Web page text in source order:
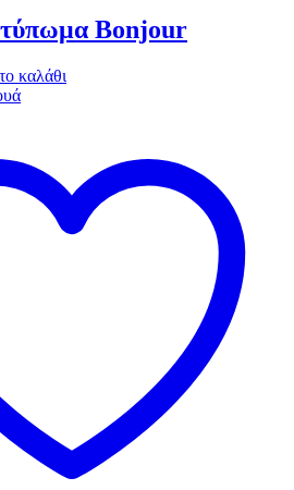
Bonjour
καλάθι